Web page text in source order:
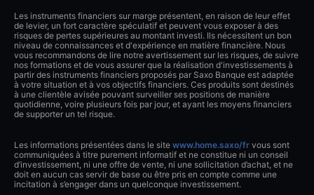
Les instruments financiers sur marge présentent, en raison de leur effet
de levier, un fort caractère spéculatif et peuvent vous exposer à des
risques de pertes supérieures au montant investi. Ils nécessitent un bon
niveau de connaissances et d'expérience en matière financière. Nous
vous recommandons de lire notre avertissement sur les risques, de suivre
nos formations et de vous assurer que la réalisation d'investissements à
partir des instruments financiers proposés par Saxo Banque est adaptée
à votre situation et à vos objectifs financiers. Ces produits sont destinés
à une clientèle avisée pouvant surveiller ses positions de manière
quotidienne, voire plusieurs fois par jour, et ayant les moyens financiers
de supporter un tel risque.
Les informations présentées dans le site www.home.saxo/fr vous sont
communiquées à titre purement informatif et ne constitue ni un conseil
d’investissement, ni une offre de vente, ni une sollicitation d’achat, et ne
doit en aucun cas servir de base ou être pris en compte comme une
incitation à s’engager dans un quelconque investissement.